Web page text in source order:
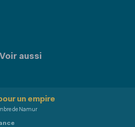
Voir aussi
de Namur
un empire